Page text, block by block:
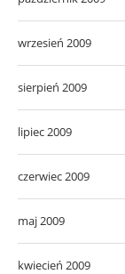
wrzesień 2009
sierpień 2009
lipiec 2009
czerwiec 2009
maj 2009
kwiecień 2009